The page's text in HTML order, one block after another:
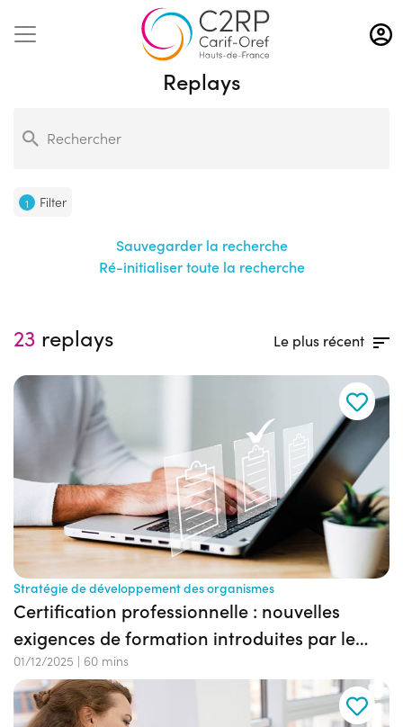
Aller
au
contenu
principal
Replays
1 Filter
Sauvegarder la recherche
Ré-initialiser toute la recherche
23 replays Le plus récent
Stratégie de développement des organismes
Certification professionnelle : nouvelles
exigences de formation introduites par le
décret du 6 juin 2025
01/12/2025 | 60 mins